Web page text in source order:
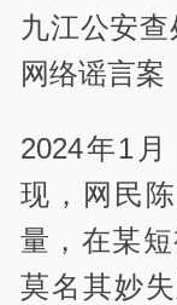
九江公安查
网络谣言案
2024年1
现，网民
量，在某
莫名其妙